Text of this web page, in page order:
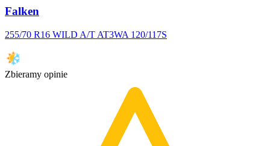
Falken
255/70 R16 WILD A/T AT3WA 120/117S
Zbieramy opinie